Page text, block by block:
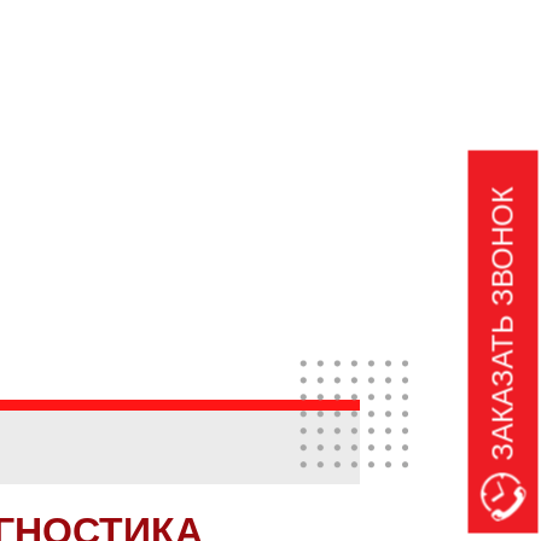
ЗАКАЗАТЬ ЗВОНОК